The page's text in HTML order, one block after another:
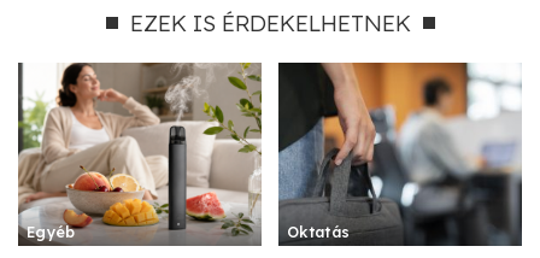
EZEK IS ÉRDEKELHETNEK
Egyéb Oktatás